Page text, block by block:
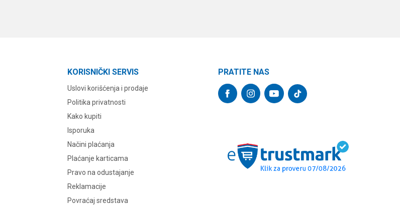
KORISNIČKI SERVIS
Uslovi korišćenja i prodaje
Politika privatnosti
Kako kupiti
Isporuka
Načini plaćanja
Plaćanje karticama
Pravo na odustajanje
Reklamacije
Povraćaj sredstava
PRATITE NAS